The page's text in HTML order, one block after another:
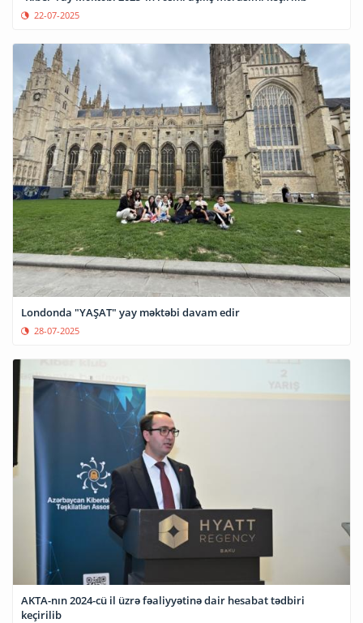
22-07-2025
Londonda "YAŞAT" yay məktəbi davam edir
28-07-2025
AKTA-nın 2024-cü il üzrə fəaliyyətinə dair hesabat tədbiri
keçirilib